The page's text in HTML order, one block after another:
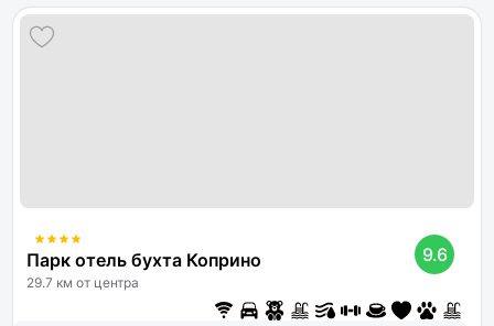
Парк отель бухта Коприно
29.7 км от центра
9.6